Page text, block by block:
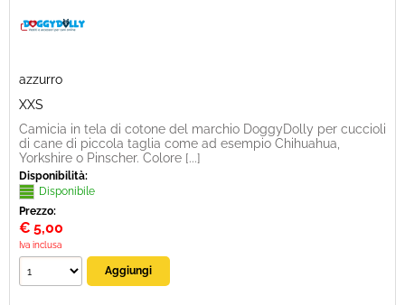
azzurro
XXS
Camicia in tela di cotone del marchio DoggyDolly per cuccioli
di cane di piccola taglia come ad esempio Chihuahua,
Yorkshire o Pinscher. Colore [...]
Disponibilità:
Disponibile
Prezzo:
€ 5,00
Iva inclusa